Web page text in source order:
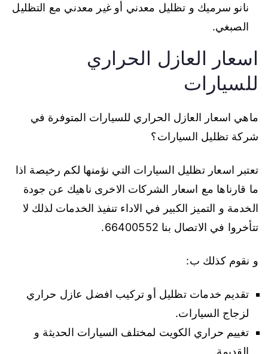
نانو سرميك و تظليل معدني أو غير معدني مع التظليل
الصبغي.
اسعار العازل الحراري
للسيارات
ماهي اسعار العازل الحراري للسيارات المتوفرة في
شركة تظليل السيارات؟
تعتبر اسعار تظليل السيارات التي نؤمنها لكم رخيصة اذا
ما قارناها مع اسعار الشركات الاخرى ناهيك عن جودة
الخدمة و التميز الكبير في الاداء تنفيذ الخدمات لذلك لا
تتأخروا في الاتصال بنا 66400552.
و نقوم كذلك ب:
تقديم خدمات تظليل أو تركيب افضل عازل حراري
لزجاج السيارات.
تغييم حراري الكويت لمختلف السيارات الحديثة و
القديمة.